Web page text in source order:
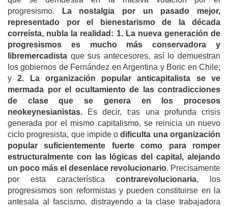
progresismo.
La nostalgia por un pasado mejor,
representado por el bienestarismo de la década
correísta, nubla la realidad: 1. La nueva generación de
progresismos es mucho más conservadora y
libremercadista que sus antecesores, así lo demuestran
los gobiernos de Fernández en Argentina y Boric en Chile;
y2. La organización popular anticapitalista se ve
mermada por el ocultamiento de las contradicciones
de clase que se genera en los procesos
neokeynesianistas. Es decir, tras una profunda crisis
generada por el mismo capitalismo, se reinicia un nuevo
ciclo progresista, que impide odificulta una organización
popular suficientemente fuerte como para romper
estructuralmente con las lógicas del capital, alejando
un poco más el desenlace revolucionario. Precisamente
por esta característica contrarevolucionaria, los
progresismos son reformistas y pueden constituirse en la
antesala al fascismo, distrayendo a la clase trabajadora